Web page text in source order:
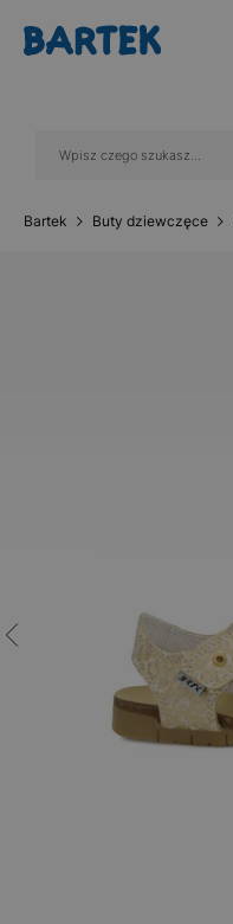
Bartek Buty dziewczęce